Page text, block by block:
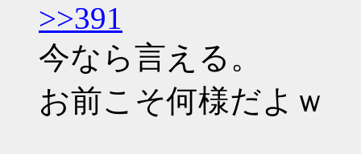
>>391
今なら言える。
お前こそ何様だよｗ